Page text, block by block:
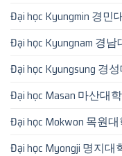
Đại học Kyungmin 경민
Đại học Kyungnam 경
Đại học Kyungsung 경
Đại học Masan 마산대
Đại học Mokwon 목원
Đại học Myongji 명지대